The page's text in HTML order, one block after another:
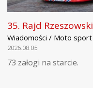
35. Rajd Rzeszowski
Wiadomości / Moto sport
2026.08.05
73 załogi na starcie.